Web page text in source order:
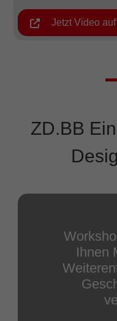
Jetzt Video
ZD.BB
Ihnen